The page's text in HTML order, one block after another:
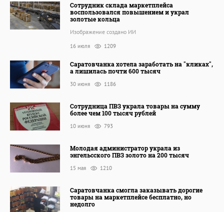
Сотрудник склада маркетплейса
воспользовался повышением и украл
золотые кольца
Изображение создано ИИ
16 июля 1209
Саратовчанка хотела заработать на "кликах",
а лишилась почти 600 тысяч
30 июня 1186
Сотрудница ПВЗ украла товары на сумму
более чем 100 тысяч рублей
10 июня 793
Молодая администратор украла из
энгельсского ПВЗ золото на 200 тысяч
15 мая 1210
Саратовчанка смогла заказывать дорогие
товары на маркетплейсе бесплатно, но
недолго